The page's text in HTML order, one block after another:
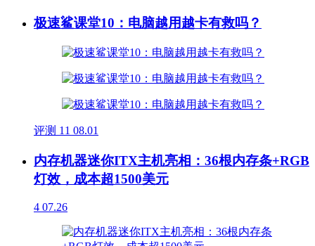
极速鲨课堂10：电脑越用越卡有救吗？
评测 11 08.01
内存机器迷你ITX主机亮相：36根内存条+RGB
灯效，成本超1500美元
4 07.26